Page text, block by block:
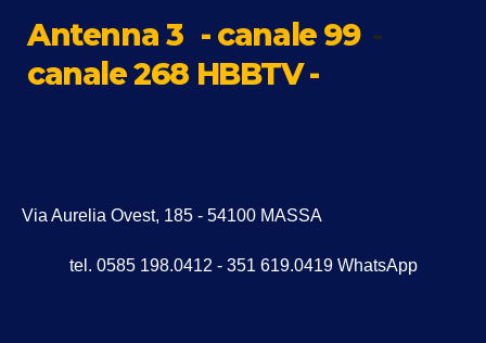
Antenna 3 - canale 99 -
canale 268 HBBTV -
Via Aurelia Ovest, 185 - 54100 MASSA
tel. 0585 198.0412 - 351 619.0419 WhatsApp